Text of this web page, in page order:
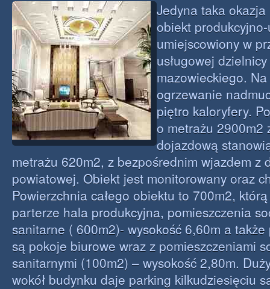
Jedyna taka okazja
obiekt
umiejscowiony w
usługowej
mazowieckiego.
ogrzewanie
piętro kaloryfery.
o metrażu 2900m2
dojazdową
metrażu 620m2, z bezpośrednim wjazdem z
powiatowej. Obiekt jest monitorowany oraz
Powierzchnia całego obiektu to 700m2,
parterze hala produkcyjna, pomieszczenia
sanitarne ( 600m2)- wysokość 6,60m a
są pokoje biurowe wraz z pomieszczeniami
sanitarnymi (100m2) – wysokość 2,80m.
wokół budynku daje parking kilkudziesięciu